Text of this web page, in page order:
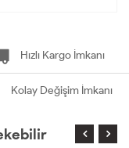
Hızlı Kargo İmkanı
Kolay Değişim İmkanı